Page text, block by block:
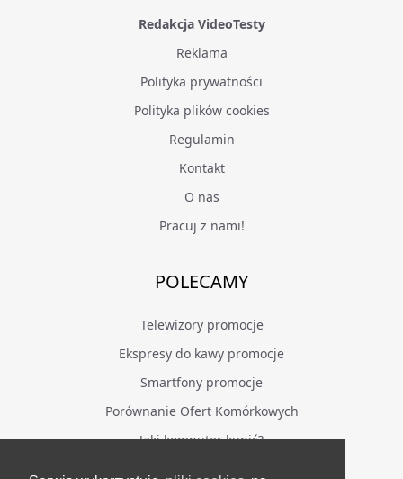
Redakcja VideoTesty
Reklama
Polityka prywatności
Polityka plików cookies
Regulamin
Kontakt
O nas
Pracuj z nami!
POLECAMY
Telewizory promocje
Ekspresy do kawy promocje
Smartfony promocje
Porównanie Ofert Komórkowych
Jaki komputer kupić?